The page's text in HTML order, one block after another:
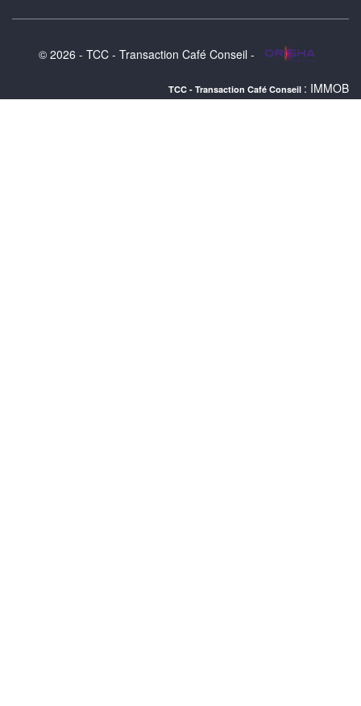
© 2026 - TCC - Transaction Café Conseil -
TCC - Transaction Café Conseil : IMMOBILIER